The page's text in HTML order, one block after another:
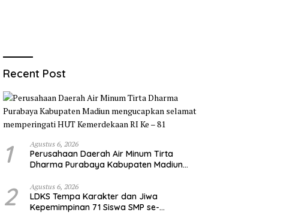
Recent Post
1 Agustus 6, 2026
Perusahaan Daerah Air Minum Tirta
Dharma Purabaya Kabupaten Madiun
HUT Kemerdekaan RI Ke – 81
2 Agustus 6, 2026
LDKS Tempa Karakter dan Jiwa
Kepemimpinan 71 Siswa SMP se-